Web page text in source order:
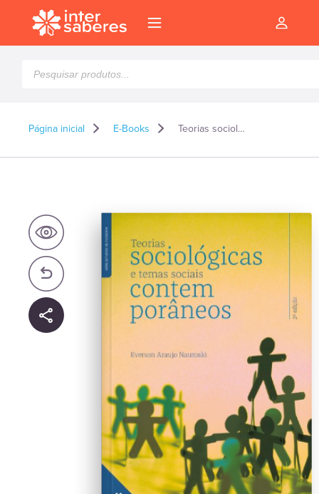
produtos
Página inicial E-Books Teorias sociológicas e temas sociais contemporâneos – E-book